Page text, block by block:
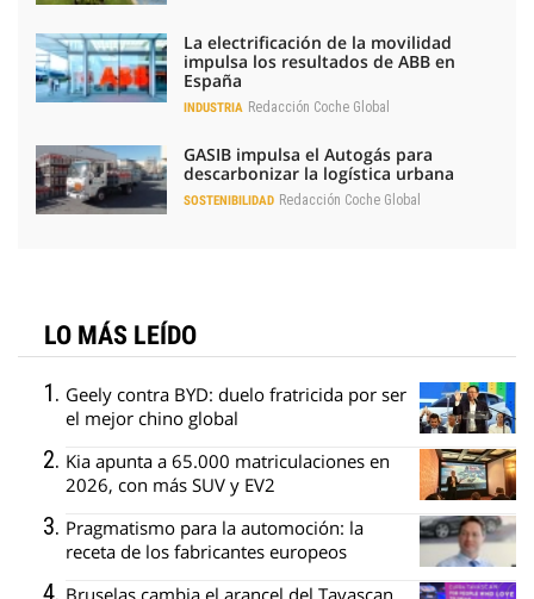
La electrificación de la movilidad
impulsa los resultados de ABB en
España
INDUSTRIA Redacción Coche Global
GASIB impulsa el Autogás para
descarbonizar la logística urbana
SOSTENIBILIDAD Redacción Coche Global
LO MÁS LEÍDO
Geely contra BYD: duelo fratricida por ser
el mejor chino global
Kia apunta a 65.000 matriculaciones en
2026, con más SUV y EV2
Pragmatismo para la automoción: la
receta de los fabricantes europeos